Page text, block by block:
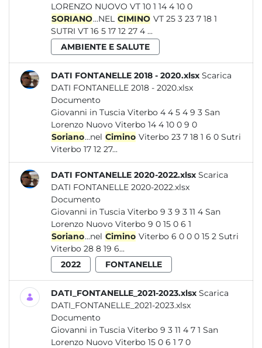
LORENZO NUOVO VT 10 1 14 4 10 0
SORIANO...NEL CIMINO VT 25 3 23 7 18 1
SUTRI VT 16 5 17 12 27 4 ...
AMBIENTE E SALUTE
DATI FONTANELLE 2018 - 2020.xlsx Scarica
DATI FONTANELLE 2018 - 2020.xlsx
Documento
Giovanni in Tuscia Viterbo 4 4 5 4 9 3 San
Lorenzo Nuovo Viterbo 14 4 10 0 9 0
Soriano...nel Cimino Viterbo 23 7 18 1 6 0 Sutri
Viterbo 17 12 27...
DATI FONTANELLE 2020-2022.xlsx Scarica
DATI FONTANELLE 2020-2022.xlsx
Documento
Giovanni in Tuscia Viterbo 9 3 9 3 11 4 San
Lorenzo Nuovo Viterbo 9 0 15 0 6 1
Soriano...nel Cimino Viterbo 6 0 0 0 15 2 Sutri
Viterbo 28 8 19 6...
2022
FONTANELLE
DATI_FONTANELLE_2021-2023.xlsx Scarica
DATI_FONTANELLE_2021-2023.xlsx
Documento
Giovanni in Tuscia Viterbo 9 3 11 4 7 1 San
Lorenzo Nuovo Viterbo 15 0 6 1 7 0